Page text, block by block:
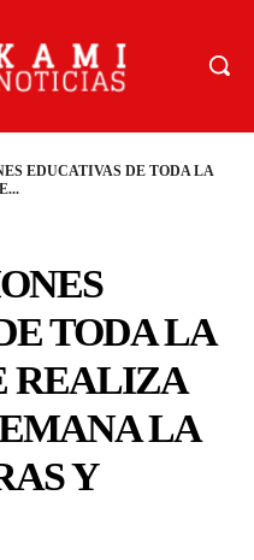
EDUCATIVAS DE TODA LA
TODA LA
REALIZA
LA
Y